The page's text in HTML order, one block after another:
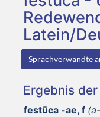
Latein/
Sprachverwandte
Ergebnis
festūca -ae, f